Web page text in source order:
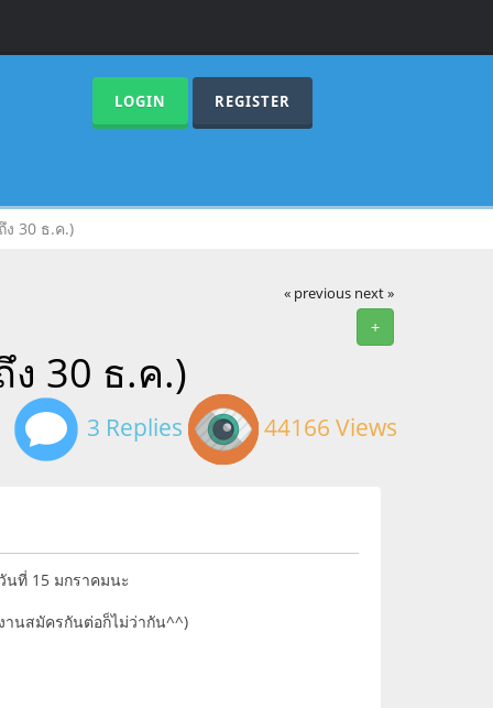
LOGIN REGISTER
30 ธ.ค.)
« previous next »
+
30 ธ.ค.)
3 Replies 44166 Views
นที่ 15 มกราคมนะ
านสมัครกันต่อก็ไม่ว่ากัน^^)